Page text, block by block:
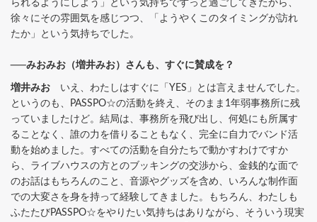
られるようにしよう」という気持ちでずっと過ごしてきたから、
徐々にその雰囲気を感じつつ、「ようやくこのタイミングが訪れ
たか」という気持ちでした。
──みおみお（増井みお）さんも、すぐに賛成を？
増井みお いえ、わたしはすぐに「YES」とは言えませんでした。
というのも、PASSPO☆の活動を終え、そのまま1年弱事務所に残
っていましたけど。結局は、事務所を飛び出し、何処にも所属す
ることなく、誰の力を借りることもなく、完全に自力でバンド活
動を始めました。すべての活動を自分たちで動かすわけですか
ら、ライブハウスの方とのブッキングの交渉から、金銭的な面で
のお話はもちろんのこと、音源やグッズを含め、いろんな制作面
での大変さを身を持って経験してきました。もちろん、わたしも
ふたたびPASSPO☆をやりたい気持ちはありながら、そういう現実